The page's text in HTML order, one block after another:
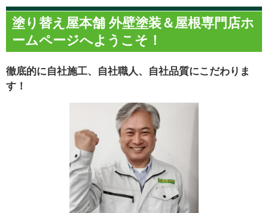
塗り替え屋本舗 外壁塗装＆屋根専門店ホ
ームページへようこそ！
徹底的に自社施工、自社職人、自社品質にこだわりま
す！